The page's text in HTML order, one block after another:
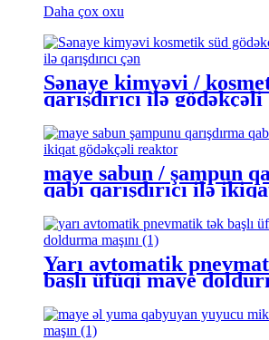
Daha çox oxu
Sənaye kimyəvi /
qarışdırıcı ilə gödəkçəli
qarışdırma çəni
maye sabun / şampun
qabı qarışdırıcı ilə
gödəkçəli reaktor
Yarı avtomatik
başlı üfüqi maye